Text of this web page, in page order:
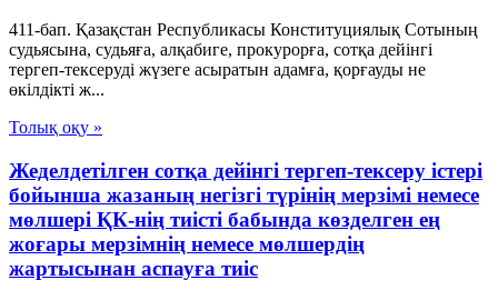
411-бап. Қазақстан Республикасы Конституциялық Сотының
судьясына, судьяға, алқабиге, прокурорға, сотқа дейінгі
тергеп-тексеруді жүзеге асыратын адамға, қорғауды не
өкілдікті ж...
Толық оқу »
Жеделдетілген сотқа дейінгі тергеп-тексеру істері
бойынша жазаның негізгі түрінің мерзімі немесе
мөлшері ҚК-нің тиісті бабында көзделген ең
жоғары мерзімнің немесе мөлшердің
жартысынан аспауға тиіс